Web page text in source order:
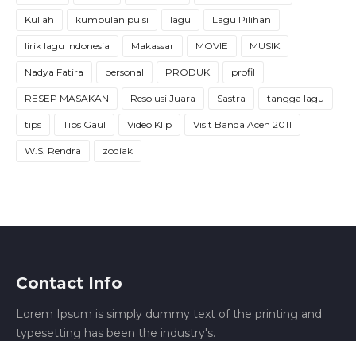
Kuliah kumpulan puisi lagu Lagu Pilihan
lirik lagu Indonesia Makassar MOVIE MUSIK
Nadya Fatira personal PRODUK profil
RESEP MASAKAN Resolusi Juara Sastra tangga lagu
tips Tips Gaul Video Klip Visit Banda Aceh 2011
W.S. Rendra zodiak
Contact Info
Lorem Ipsum is simply dummy text of the printing and
typesetting has been the industry's.